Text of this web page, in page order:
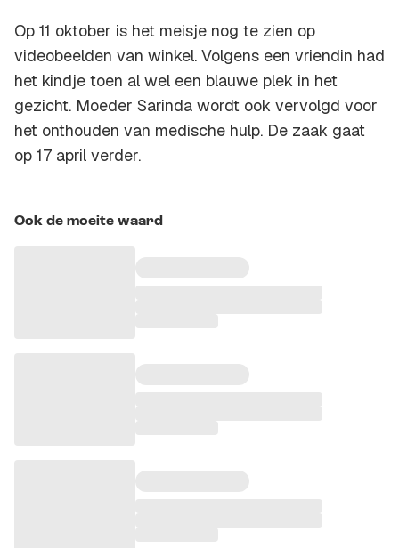
Op 11 oktober is het meisje nog te zien op
videobeelden van winkel. Volgens een vriendin had
het kindje toen al wel een blauwe plek in het
gezicht. Moeder Sarinda wordt ook vervolgd voor
het onthouden van medische hulp. De zaak gaat
op 17 april verder.
Ook de moeite waard